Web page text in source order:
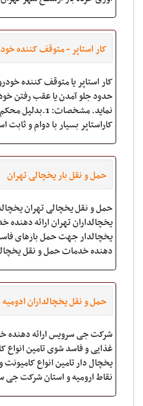
کار استاپر - متوقف کننده
کار استاپر یا متوقف کننده
حدود جلو آمدن یا عقب رفتن
نماید. مشخصات:
حمل و نقل بار یخچالی تهران
یخچالداران تهران
یخچالدار جهت حمل بارهای
حمل و نقل یخچالداران ادومیه
شرکت جی سرویس ارائه دهنده
غذایی و فاسد شوی تامین انواع
یخچال دار تامین انواع
نقاط ارومیه و استان شرکت